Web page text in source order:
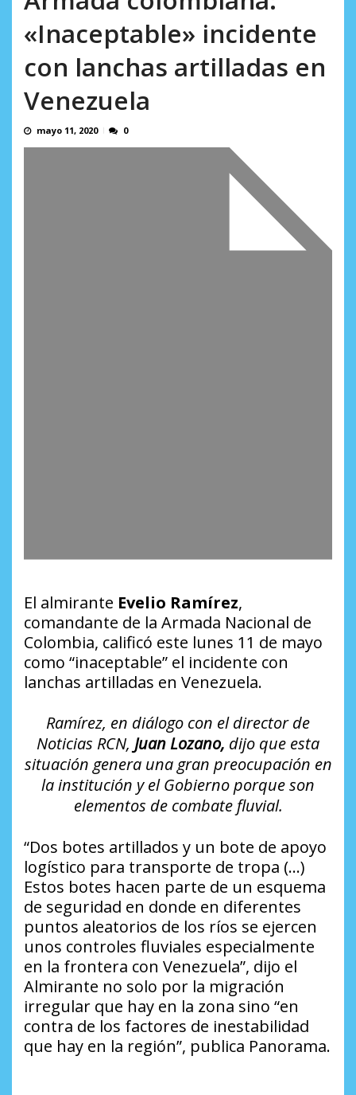
«Inaceptable» incidente
con lanchas artilladas en
Venezuela
mayo 11, 2020 0
El almirante Evelio Ramírez,
comandante de la Armada Nacional de
Colombia, calificó este lunes 11 de mayo
como “inaceptable” el incidente con
lanchas artilladas en Venezuela.
Ramírez, en diálogo con el director de
Noticias RCN, Juan Lozano, dijo que esta
situación genera una gran preocupación en
la institución y el Gobierno porque son
elementos de combate fluvial.
“Dos botes artillados y un bote de apoyo
logístico para transporte de tropa (…)
Estos botes hacen parte de un esquema
de seguridad en donde en diferentes
puntos aleatorios de los ríos se ejercen
unos controles fluviales especialmente
en la frontera con Venezuela”, dijo el
Almirante no solo por la migración
irregular que hay en la zona sino “en
contra de los factores de inestabilidad
que hay en la región”, publica Panorama.